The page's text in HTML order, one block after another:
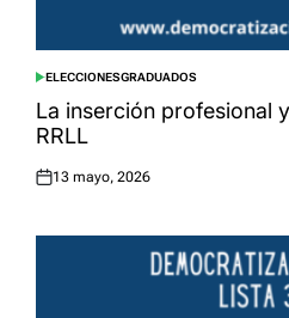
POSTED
IN
ELECCIONESGRADUADOS
La inserción profesional
RRLL
Posted
13 mayo, 2026